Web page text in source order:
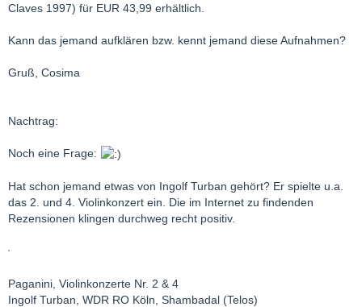
Claves 1997) für EUR 43,99 erhältlich.
Kann das jemand aufklären bzw. kennt jemand diese Aufnahmen?
Gruß, Cosima
Nachtrag:
Noch eine Frage:
Hat schon jemand etwas von Ingolf Turban gehört? Er spielte u.a.
das 2. und 4. Violinkonzert ein. Die im Internet zu findenden
Rezensionen klingen durchweg recht positiv.
Paganini, Violinkonzerte Nr. 2 & 4
Ingolf Turban, WDR RO Köln, Shambadal (Telos)